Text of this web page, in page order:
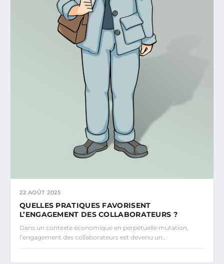
22 AOÛT 2025
QUELLES PRATIQUES FAVORISENT
L’ENGAGEMENT DES COLLABORATEURS ?
Dans un contexte économique en perpétuelle mutation,
l’engagement des collaborateurs est devenu un…